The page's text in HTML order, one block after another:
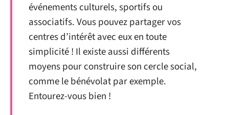
événements culturels, sportifs ou
associatifs. Vous pouvez partager vos
centres d’intérêt avec eux en toute
simplicité ! Il existe aussi différents
moyens pour construire son cercle social,
comme le bénévolat par exemple.
Entourez-vous bien !